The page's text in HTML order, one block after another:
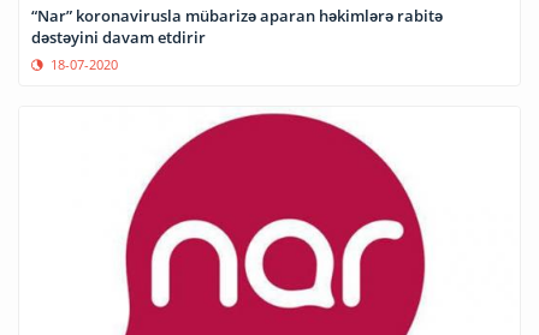
“Nar” koronavirusla mübarizə aparan həkimlərə rabitə
dəstəyini davam etdirir
18-07-2020